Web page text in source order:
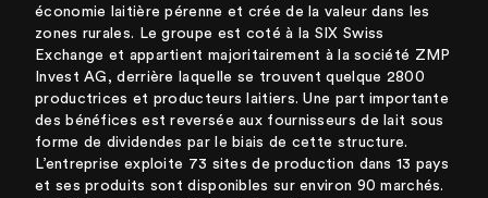
économie laitière pérenne et crée de la valeur dans les
zones rurales. Le groupe est coté à la SIX Swiss
Exchange et appartient majoritairement à la société ZMP
Invest AG, derrière laquelle se trouvent quelque 2800
productrices et producteurs laitiers. Une part importante
des bénéfices est reversée aux fournisseurs de lait sous
forme de dividendes par le biais de cette structure.
L’entreprise exploite 73 sites de production dans 13 pays
et ses produits sont disponibles sur environ 90 marchés.